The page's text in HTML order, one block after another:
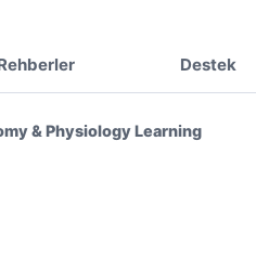
Destek
& Physiology Learning